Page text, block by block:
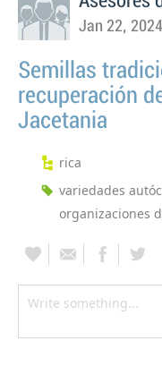
Jan 22,
Semillas
recuperación
Jacetania
rica
variedades
organizaciones